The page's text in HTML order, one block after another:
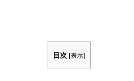
目次 [表示]